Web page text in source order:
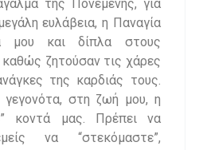
της Πονεμένης, για
ευλάβεια, η Παναγία
μου και δίπλα στους
καθώς ζητούσαν τις χάρες
της καρδιάς τους.
στη ζωή μου, η
κοντά μας. Πρέπει να
να “στεκόμαστε”,